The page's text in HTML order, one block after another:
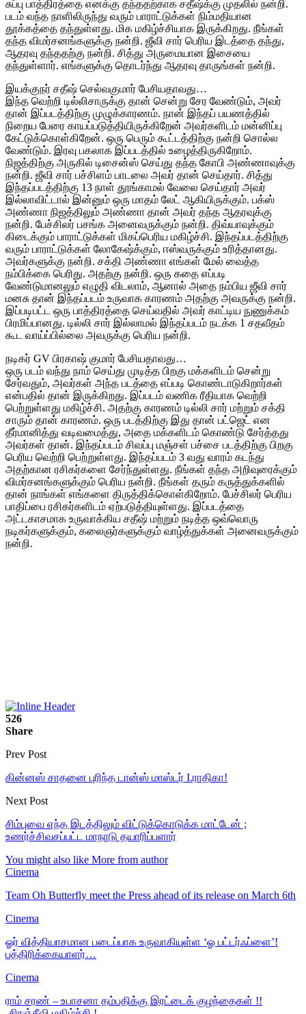
சுப்பு பாத்திரத்தை எனக்கு தந்ததற்காக சதீஷ்க்கு முதலில் நன்றி.
படம் வந்த நாளிலிருந்து வரும் பாராட்டுக்கள் நிம்மதியான
தூக்கத்தை தந்துள்ளது. மிக மகிழ்ச்சியாக இருக்கிறது. நீங்கள்
தந்த விமர்சனங்களுக்கு நன்றி. ஜீவி சார் பெரிய இடத்தை தந்து,
ஆதரவு தந்ததற்கு நன்றி. சித்து அருமையான இசையை
தந்துள்ளார். எங்களுக்கு தொடர்ந்து ஆதரவு தாருங்கள் நன்றி.
இயக்குநர் சதீஷ் செல்வகுமார் பேசியதாவது…
இந்த வெற்றி டில்லிசாருக்கு தான் சென்று சேர வேண்டும், அவர்
தான் இப்படத்திற்கு முழுக்காரணம். நான் இந்தப் பயணத்தில்
நிறைய பேரை காயப்படுத்தியிருக்கிறேன் அவர்களிடம் மன்னிப்பு
கேட்டுக்கொள்கிறேன். ஒரு பெரும் கூட்டத்திற்கு நன்றி சொல்ல
வேண்டும். இரவு பகலாக இப்படத்தில் உழைத்திருகிறோம்.
நிஜத்திற்கு அருகில் டிசைன்ஸ் செய்து தந்த கோபி அண்ணாவுக்கு
நன்றி. ஜீவி சார் பச்சிளம் பாடலை அவர் தான் செய்தார். சித்து
இந்தப்படத்திற்கு 13 நாள் தூங்காமல் வேலை செய்தார் அவர்
இல்லாவிட்டால் இன்னும் ஒரு மாதம் லேட் ஆகியிருக்கும். பக்ஸ்
அண்ணா நிஜத்திலும் அண்ணா தான் அவர் தந்த ஆதரவுக்கு
நன்றி. பேச்சிலர் பசங்க அனைவருக்கும் நன்றி. திவ்யாவுக்கும்
கிடைக்கும் பாராட்டுக்கள் மிகப்பெரிய மகிழ்ச்சி. இந்தப்படத்திற்கு
வரும் பாராட்டுக்கள் லோகேஷ்க்கும், ஈஸ்வருக்கும் உரித்தானது.
அவர்களுக்கு நன்றி. சக்தி அண்ணா எங்கள் மேல் வைத்த
நம்பிக்கை பெரிது. அதற்கு நன்றி. ஒரு கதை எப்படி
வேண்டுமானலும் எழுதி விடலாம், ஆனால் அதை நம்பிய ஜீவி சார்
மனசு தான் இந்தப்படம் உருவாக காரணம் அதற்கு அவருக்கு நன்றி.
இப்படிபட்ட ஒரு பாத்திரத்தை செய்வதில் அவர் காட்டிய நுணுக்கம்
பிரமிப்பானது. டில்லி சார் இல்லாமல் இந்தப்படம் நடக்க 1 சதவீதம்
கூட வாய்ப்பில்லை அவருக்கு பெரிய நன்றி.
நடிகர் GV பிரகாஷ் குமார் பேசியதாவது…
ஒரு படம் வந்து நாம் செய்து முடித்த பிறகு மக்களிடம் சென்று
சேர்வதும், அவர்கள் அந்த படத்தை எப்படி கொண்டாடுகிறார்கள்
என்பதில் தான் இருக்கிறது. இப்படம் வணிக ரீதியாக வெற்றி
பெற்றுள்ளது மகிழ்ச்சி. அதற்கு காரணம் டில்லி சார் மற்றும் சக்தி
சாரும் தான் காரணம். ஒரு படத்திற்கு இது தான் பட்ஜெட் என
தீர்மானித்து வடிவமைத்து, அதை மக்களிடம் கொண்டு சேர்த்தது
அவர்கள் தான். இந்தப்படம் சிவப்பு மஞ்சள் பச்சை படத்திற்கு பிறகு
பெரிய வெற்றி பெற்றுள்ளது. இந்தப்படம் 3 வது வாரம் கடந்து
அதற்கான ரசிகர்களை சேர்ந்துள்ளது. நீங்கள் தந்த அறிவுரைக்கும்
விமர்சனங்களுக்கும் பெரிய நன்றி. நீங்கள் தரும் கருத்துக்களில்
தான் நாங்கள் எங்களை திருத்திக்கொள்கிறோம். பேச்சிலர் பெரிய
பாதிப்பை ரசிகர்களிடம் ஏற்படுத்தியுள்ளது. இப்படத்தை
அட்டகாசமாக உருவாக்கிய சதீஷ் மற்றும் நடித்த ஒவ்வொரு
நடிகர்களுக்கும், கலைஞர்களுக்கும் வாழ்த்துக்கள் அனைவருக்கும்
நன்றி.
526
Share
Prev Post
கின்னஸ் சாதனை புரிந்த டான்ஸ் மாஸ்டர் I.ராதிகா!
Next Post
சிம்புவை எந்த இடத்திலும் விட்டுக்கொடுக்க மாட்டேன் ;
உணர்ச்சிவசப்பட்ட மாநாடு தயாரிப்பளார்
You might also like More from author
Cinema
Team Oh Butterfly meet the Press ahead of its release on March 6th
Cinema
ஓர் வித்தியாசமான படைப்பாக உருவாகியுள்ள ‘ஓ பட்டர்ஃப்ளை’!
பத்திரிக்கையாளர்…
Cinema
ராம் சரண் – உபாசனா தம்பதிக்கு இரட்டைக் குழந்தைகள் !!